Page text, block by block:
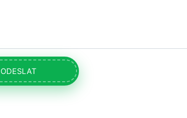
ODESLAT